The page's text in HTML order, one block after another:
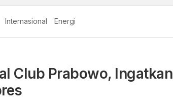
Internasional Energi
Club Prabowo, Ingatkan